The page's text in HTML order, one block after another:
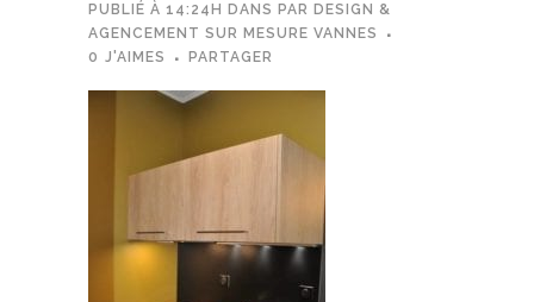
PUBLIÉ À 14:24H DANS PAR DESIGN &
AGENCEMENT SUR MESURE VANNES
0 J'AIMES PARTAGER